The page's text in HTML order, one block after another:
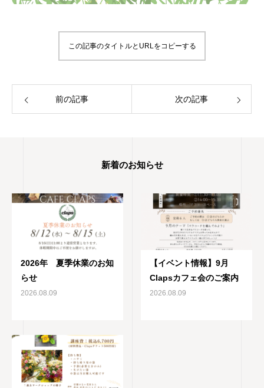
この記事のタイトルとURLをコピーする
前の記事 次の記事
新着のお知らせ
2026年 夏季休業のお知
らせ
2026.08.09
【イベント情報】9月
Clapsカフェ会のご案内
2026.08.09